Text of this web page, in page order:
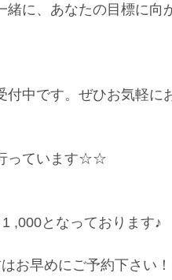
緒に、あなたの目標に向
中です。ぜひお気軽に
っています☆☆
,000となっております♪
お早めにご予約下さい！